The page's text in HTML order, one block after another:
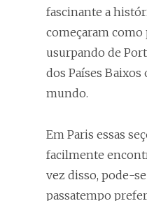
fascinante a
começaram como
usurpando de
dos Países
mundo.
Em Paris essas
facilmente
vez disso, pode-
passatempo